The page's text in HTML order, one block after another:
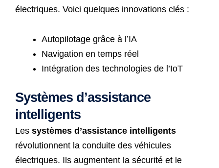
électriques. Voici quelques innovations clés :
Autopilotage grâce à l’IA
Navigation en temps réel
Intégration des technologies de l’IoT
Systèmes d’assistance
intelligents
Les systèmes d’assistance intelligents
révolutionnent la conduite des véhicules
électriques. Ils augmentent la sécurité et le